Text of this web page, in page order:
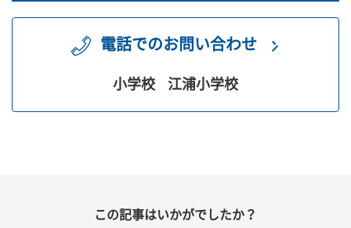
電話でのお問い合わせ
小学校 江浦小学校
この記事はいかがでしたか？